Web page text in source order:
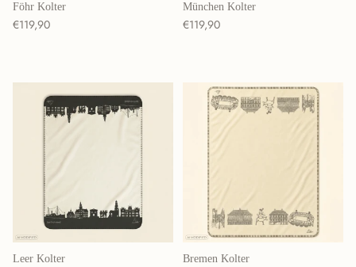
Föhr Kolter
Normaler Preis
€119,90
München Kolter
Normaler Preis
€119,90
Leer Kolter Bremen Kolter